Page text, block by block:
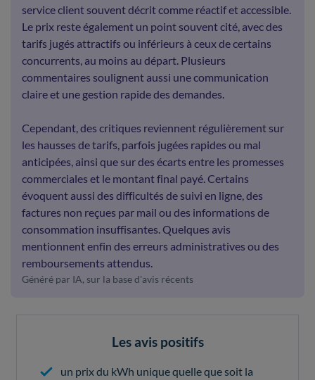
service client souvent décrit comme réactif et accessible.
Le prix reste également un point souvent cité, avec des
tarifs jugés attractifs ou inférieurs à ceux de certains
concurrents, au moins au départ. Plusieurs
commentaires soulignent aussi une communication
claire et une gestion rapide des demandes.
Cependant, des critiques reviennent régulièrement sur
les hausses de tarifs, parfois jugées rapides ou mal
anticipées, ainsi que sur des écarts entre les promesses
commerciales et le montant final payé. Certains
évoquent aussi des difficultés de suivi en ligne, des
factures non reçues par mail ou des informations de
consommation insuffisantes. Quelques avis
mentionnent enfin des erreurs administratives ou des
remboursements attendus.
Généré par IA, sur la base d'avis récents
Les avis positifs
un prix du kWh unique quelle que soit la